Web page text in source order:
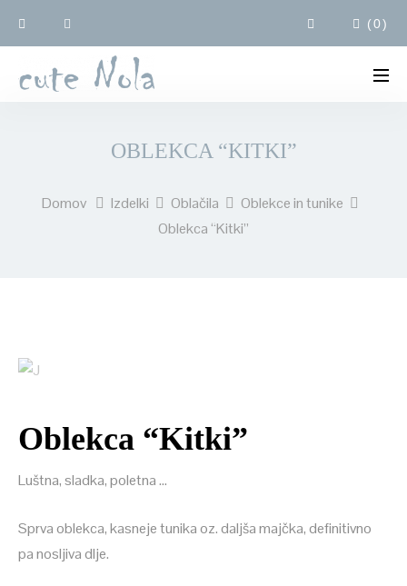
(0)
OBLEKCA “KITKI”
Domov Izdelki Oblačila
Oblekce in tunike
Oblekca “Kitki”
Oblekca “Kitki”
Luštna, sladka, poletna …
Sprva oblekca, kasneje tunika oz. daljša majčka, definitivno
pa nosljiva dlje.